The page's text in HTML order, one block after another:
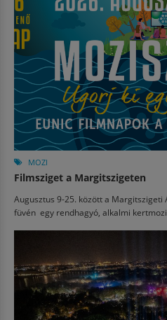
MOZI
Filmsziget a Margitszigeten
Augusztus 9-25. között a
füvén egy rendhagyó, alkalmi